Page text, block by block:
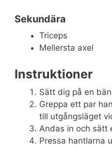
Sekundära
Triceps
Mellersta axel
Instruktioner
Sätt dig på en
Greppa ett par
till utgångsläget
Andas in och sätt
Pressa hantlarna